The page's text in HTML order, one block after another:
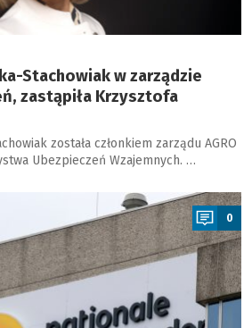
Stachowiak w zarządzie
zastąpiła Krzysztofa
została członkiem zarządu AGRO
Ubezpieczeń Wzajemnych. …
0